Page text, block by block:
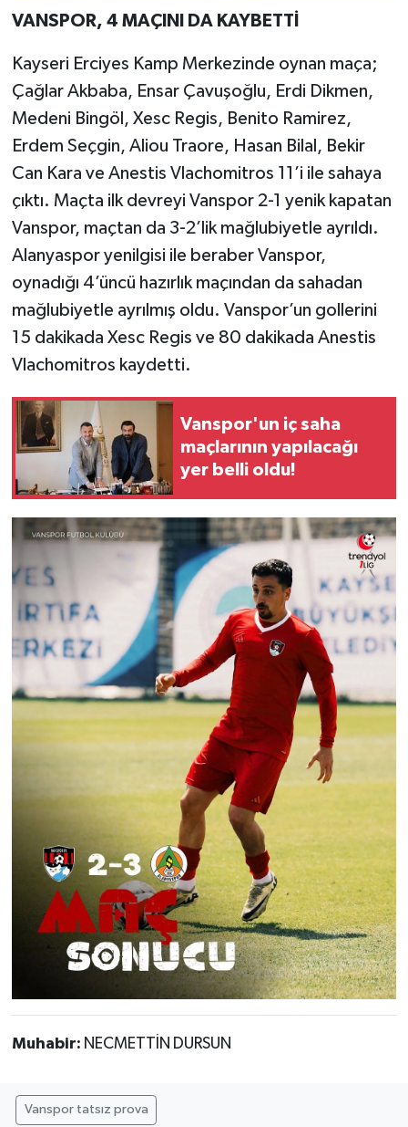
VANSPOR, 4 MAÇINI DA KAYBETTİ
Kayseri Erciyes Kamp Merkezinde oynan maça;
Çağlar Akbaba, Ensar Çavuşoğlu, Erdi Dikmen,
Medeni Bingöl, Xesc Regis, Benito Ramirez,
Erdem Seçgin, Aliou Traore, Hasan Bilal, Bekir
Can Kara ve Anestis Vlachomitros 11’i ile sahaya
çıktı. Maçta ilk devreyi Vanspor 2-1 yenik kapatan
Vanspor, maçtan da 3-2’lik mağlubiyetle ayrıldı.
Alanyaspor yenilgisi ile beraber Vanspor,
oynadığı 4’üncü hazırlık maçından da sahadan
mağlubiyetle ayrılmış oldu. Vanspor’un gollerini
15 dakikada Xesc Regis ve 80 dakikada Anestis
Vlachomitros kaydetti.
Vanspor'un iç saha
maçlarının yapılacağı
yer belli oldu!
Muhabir: NECMETTİN DURSUN
Vanspor tatsız prova